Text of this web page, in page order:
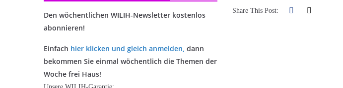
Share This Post:
Den wöchentlichen WILIH-Newsletter kostenlos
abonnieren!
Einfach hier klicken und gleich anmelden, dann
bekommen Sie einmal wöchentlich die Themen der
Woche frei Haus!